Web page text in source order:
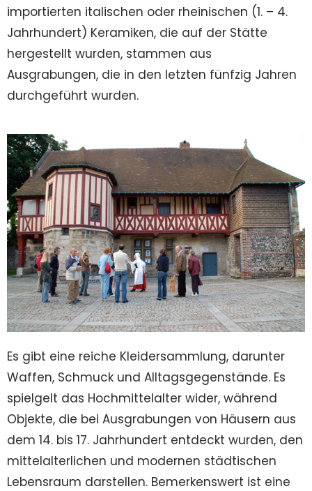
importierten italischen oder rheinischen (1. – 4.
Jahrhundert) Keramiken, die auf der Stätte
hergestellt wurden, stammen aus
Ausgrabungen, die in den letzten fünfzig Jahren
durchgeführt wurden.
Es gibt eine reiche Kleidersammlung, darunter
Waffen, Schmuck und Alltagsgegenstände. Es
spielgelt das Hochmittelalter wider, während
Objekte, die bei Ausgrabungen von Häusern aus
dem 14. bis 17. Jahrhundert entdeckt wurden, den
mittelalterlichen und modernen städtischen
Lebensraum darstellen. Bemerkenswert ist eine